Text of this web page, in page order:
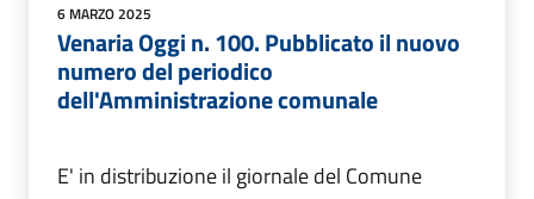
6 MARZO 2025
Venaria Oggi n. 100. Pubblicato il nuovo
numero del periodico
dell'Amministrazione comunale
E' in distribuzione il giornale del Comune